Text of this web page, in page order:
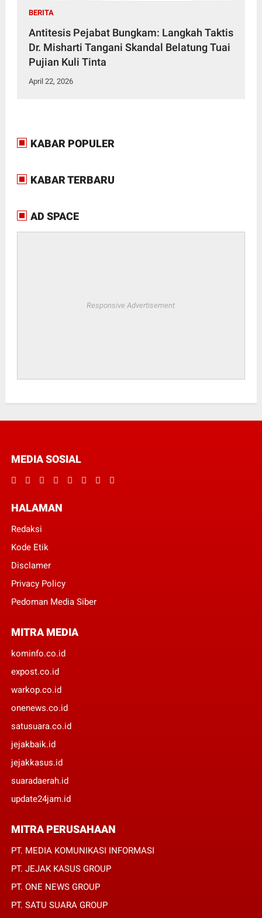
BERITA
Antitesis Pejabat Bungkam: Langkah Taktis
Dr. Misharti Tangani Skandal Belatung Tuai
Pujian Kuli Tinta
April 22, 2026
KABAR POPULER
KABAR TERBARU
AD SPACE
Responsive Advertisement
MEDIA SOSIAL
HALAMAN
Redaksi
Kode Etik
Disclamer
Privacy Policy
Pedoman Media Siber
MITRA MEDIA
kominfo.co.id
expost.co.id
warkop.co.id
onenews.co.id
satusuara.co.id
jejakbaik.id
jejakkasus.id
suaradaerah.id
update24jam.id
MITRA PERUSAHAAN
PT. MEDIA KOMUNIKASI INFORMASI
PT. JEJAK KASUS GROUP
PT. ONE NEWS GROUP
PT. SATU SUARA GROUP